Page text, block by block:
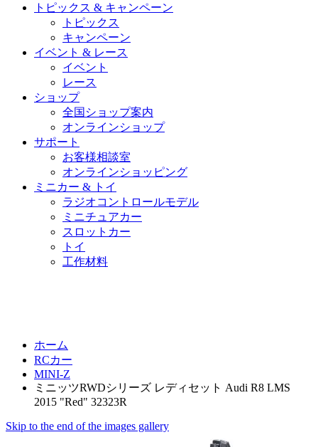
トピックス & キャンペーン
トピックス
キャンペーン
イベント & レース
イベント
レース
ショップ
全国ショップ案内
オンラインショップ
サポート
お客様相談室
オンラインショッピング
ミニカー & トイ
ラジオコントロールモデル
ミニチュアカー
スロットカー
トイ
工作材料
ホーム
RCカー
MINI-Z
ミニッツRWDシリーズ レディセット Audi R8 LMS
2015 "Red" 32323R
Skip to the end of the images gallery